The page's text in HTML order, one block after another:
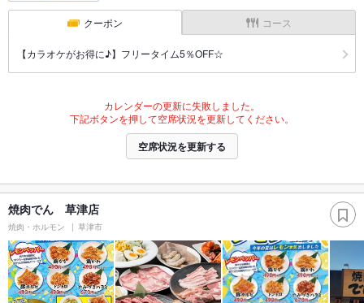
クーポン コース
【カラオケがお得に♪】フリータイム5％OFF☆
カレンダーの更新に失敗しました。
下記ボタンを押して空席状況を更新してください。
空席状況を更新する
焼肉でん 草津店
焼肉・ホルモン 草津市